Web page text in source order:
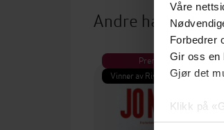
Våre
Forbedrer
Gir oss en
Gjør det
Klikk på
samtykke
Andre har også
Premium
Vinner av Rivertonprisen